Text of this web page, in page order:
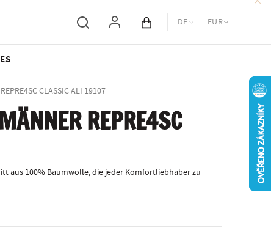
Inhalt des Wagens
DE EUR
CLASSIC ALI 19107
REPRE4SC
aus 100% Baumwolle, die jeder Komfortliebhaber zu